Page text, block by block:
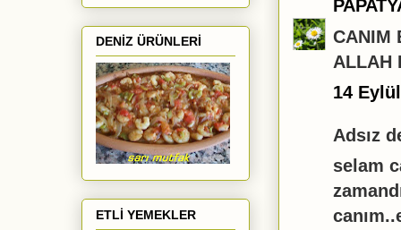
CANIM
ALLAH
14
Adsız
selam
DENİZ ÜRÜNLERİ
ETLİ YEMEKLER